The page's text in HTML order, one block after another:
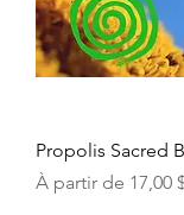
Propolis Sacred
À partir de 17,00
Prix